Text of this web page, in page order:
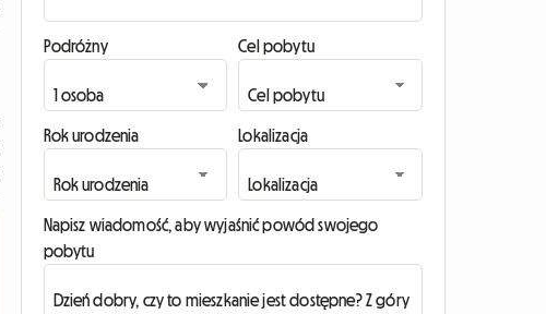
Podróżny Cel pobytu
Rok urodzenia Lokalizacja
Napisz wiadomość, aby wyjaśnić powód swojego
pobytu